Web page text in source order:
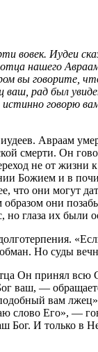
вовек. Иудеи
нашего
вы говорите,
рад был
истинно говорю
Авраам
смерти. Он
не от жизни
Божием и в
что они могут
они
но глаза их были
Но суды
Он принял всю
ваш, —
вам
слово Его», —
Бог. И только в